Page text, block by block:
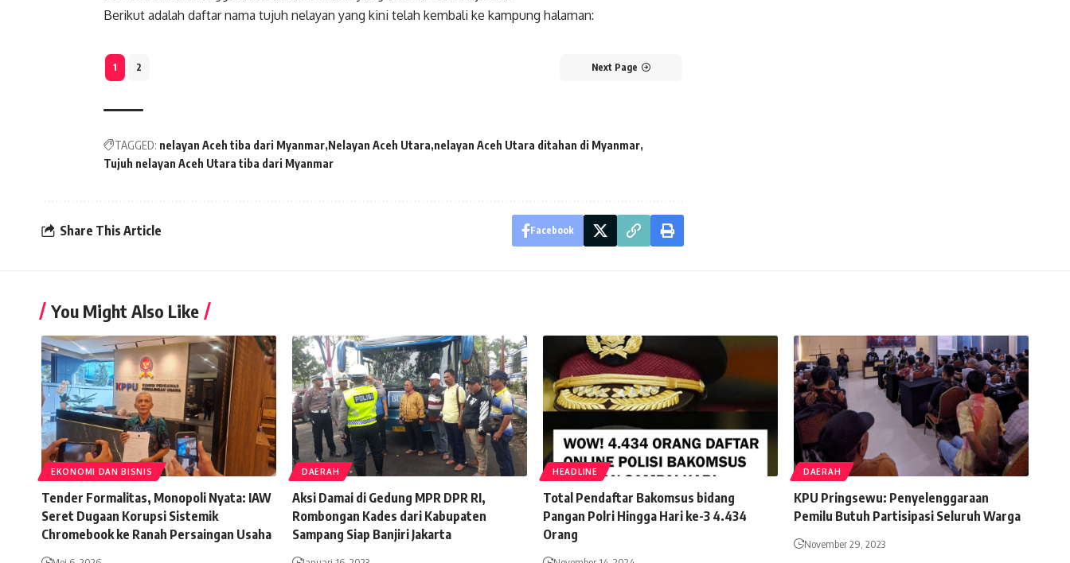
Berikut adalah daftar nama tujuh nelayan yang kini telah kembali ke kampung halaman:
1 2 Next Page
TAGGED: nelayan Aceh tiba dari Myanmar Nelayan Aceh Utara nelayan Aceh Utara ditahan di Myanmar
Tujuh nelayan Aceh Utara tiba dari Myanmar
Share This Article Facebook
You Might Also Like
EKONOMI DAN BISNIS
Tender Formalitas, Monopoli Nyata: IAW
Seret Dugaan Korupsi Sistemik
Chromebook ke Ranah Persaingan Usaha
DAERAH
Aksi Damai di Gedung MPR DPR RI,
Rombongan Kades dari Kabupaten
Sampang Siap Banjiri Jakarta
HEADLINE
Total Pendaftar Bakomsus bidang
Pangan Polri Hingga Hari ke-3 4.434
Orang
DAERAH
KPU Pringsewu: Penyelenggaraan
Pemilu Butuh Partisipasi Seluruh Warga
November 29, 2023